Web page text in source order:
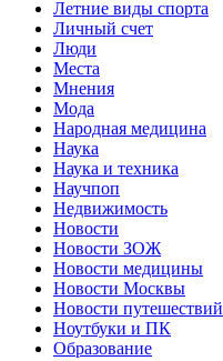
Летние виды спорта
Личный счет
Люди
Места
Мнения
Мода
Народная медицина
Наука
Наука и техника
Научпоп
Недвижимость
Новости
Новости ЗОЖ
Новости медицины
Новости Москвы
Новости путешествий
Ноутбуки и ПК
Образование